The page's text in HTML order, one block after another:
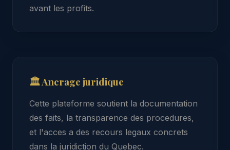
avant les profits.
🏛 Ancrage juridique
Cette plateforme soutient la documentation
des faits, la transparence des procedures,
et l'acces a des recours legaux concrets
dans la juridiction du Quebec.